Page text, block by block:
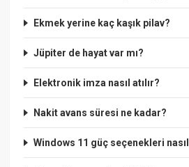
Ekmek yerine kaç kaşık pilav?
Jüpiter de hayat var mı?
Elektronik imza nasıl atılır?
Nakit avans süresi ne kadar?
Windows 11 güç seçenekleri